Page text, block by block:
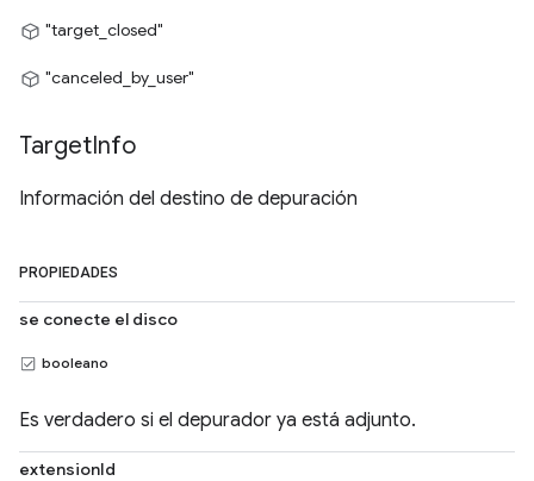
"target_closed"
"canceled_by_user"
TargetInfo
Información del destino de depuración
PROPIEDADES
se conecte el disco
booleano
Es verdadero si el depurador ya está adjunto.
extensionId